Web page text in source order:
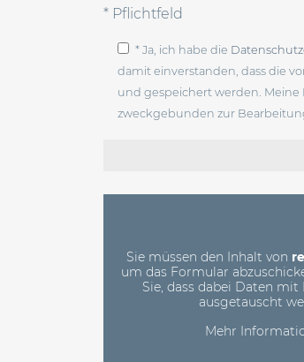
* Pflichtfeld
* Ja, ich habe die
damit einverstanden, dass die
und gespeichert werden.
zweckgebunden zur
Feld
Sie müssen den Inhalt von
um das Formular
Sie, dass dabei Daten
ausgetauscht
Mehr